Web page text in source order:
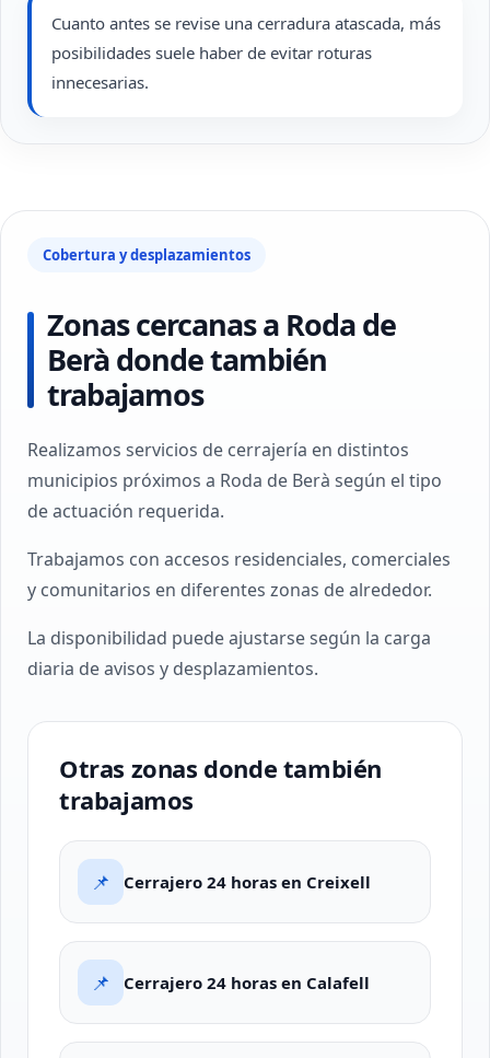
Cuanto antes se revise una cerradura atascada, más
posibilidades suele haber de evitar roturas
innecesarias.
Cobertura y desplazamientos
Zonas cercanas a Roda de
Berà donde también
trabajamos
Realizamos servicios de cerrajería en distintos
municipios próximos a Roda de Berà según el tipo
de actuación requerida.
Trabajamos con accesos residenciales, comerciales
y comunitarios en diferentes zonas de alrededor.
La disponibilidad puede ajustarse según la carga
diaria de avisos y desplazamientos.
Otras zonas donde también
trabajamos
📌 Cerrajero 24 horas en Creixell
📌 Cerrajero 24 horas en Calafell